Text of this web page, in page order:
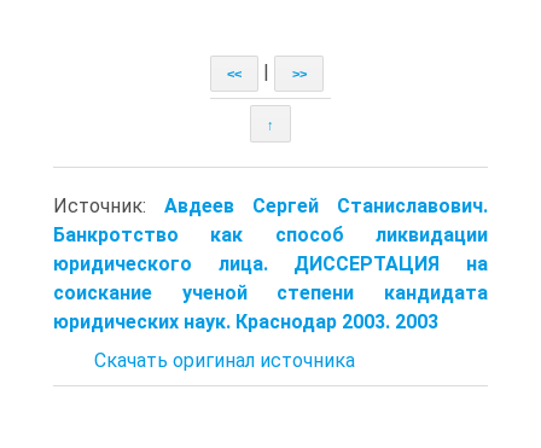
<< >>
↑
Источник: Авдеев Сергей Станиславович.
Банкротство как способ ликвидации
юридического лица. ДИССЕРТАЦИЯ на
соискание ученой степени кандидата
юридических наук. Краснодар 2003. 2003
Скачать оригинал источника